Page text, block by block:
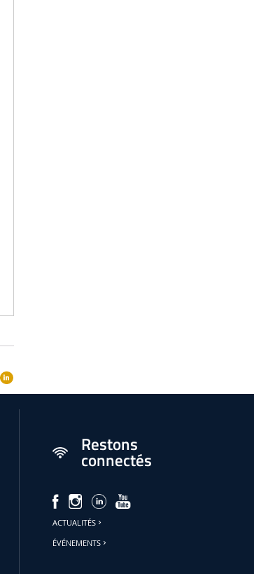
Restons
connectés
ACTUALITÉS
ÉVÉNEMENTS